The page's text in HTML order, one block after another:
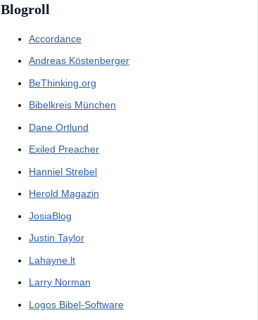
Blogroll
Accordance
Andreas Köstenberger
BeThinking.org
Bibelkreis München
Dane Ortlund
Exiled Preacher
Hanniel Strebel
Herold Magazin
JosiaBlog
Justin Taylor
Lahayne.lt
Larry Norman
Logos Bibel-Software